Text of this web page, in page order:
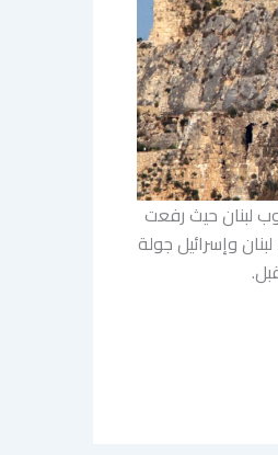
لبنان حيث رفعت
وإسرائيل جولة